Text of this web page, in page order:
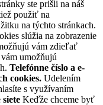
ste prišli na náš
použiť na
na týchto stránkach.
slúžia na zobrazenie
vám zdieľať
umožňujú
Telefónne číslo a e-
cookies. Udelením
s využívaním
siete Keďže chceme byť